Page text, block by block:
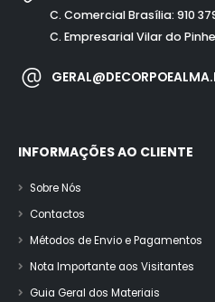
C. Comercial Brasília: 910
C. Empresarial Vilar do
INFORMAÇÕES AO CLIENTE
Sobre Nós
Contactos
Métodos de Envio e Pagamentos
Nota Importante aos Visitantes
Guia Geral dos Materiais